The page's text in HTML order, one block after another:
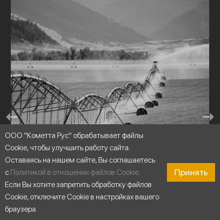
ООО "Кометта Рус" обрабатывает файлы
Cookie, чтобы улучшить работу сайта.
Оставаясь на нашем сайте, Вы соглашаетесь
с Политикой в отношении файлов Cookie.
Если Вы хотите запретить обработку файлов
Cookie, отключите Cookie в настройках вашего
браузера.
Принять